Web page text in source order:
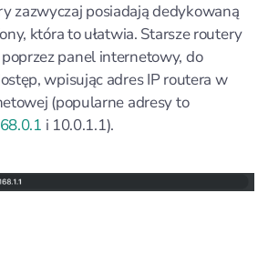
zazwyczaj posiadają dedykowaną
która to ułatwia. Starsze routery
panel internetowy, do
wpisując adres IP routera w
(popularne adresy to
i 10.0.1.1).